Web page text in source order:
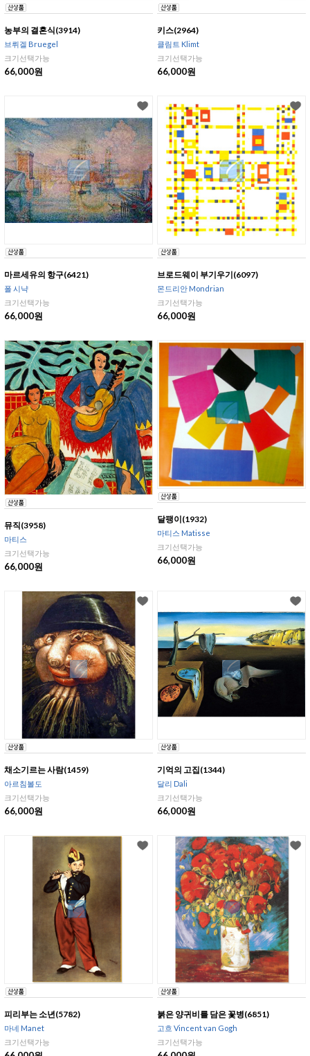
농부의 결혼식(3914)
브뤼겔 Bruegel
크기선택가능
66,000원
키스(2964)
클림트 Klimt
크기선택가능
66,000원
마르세유의 항구(6421)
폴 시냑
크기선택가능
66,000원
브로드웨이 부기우기(6097)
몬드리안 Mondrian
크기선택가능
66,000원
뮤직(3958)
마티스
크기선택가능
66,000원
달팽이(1932)
마티스 Matisse
크기선택가능
66,000원
채소기르는 사람(1459)
아르침볼도
크기선택가능
66,000원
기억의 고집(1344)
달리 Dali
크기선택가능
66,000원
피리부는 소년(5782)
마네 Manet
크기선택가능
붉은 양귀비를 담은 꽃병(6851)
고흐 Vincent van Gogh
크기선택가능